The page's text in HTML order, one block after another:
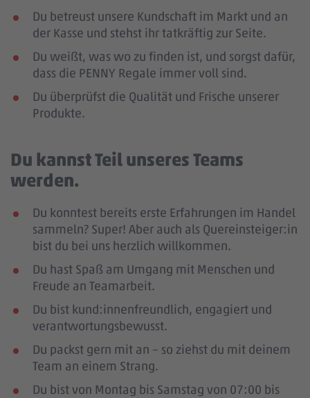
Du betreust unsere Kundschaft im Markt und an
der Kasse und stehst ihr tatkräftig zur Seite.
Du weißt, was wo zu finden ist, und sorgst dafür,
dass die PENNY Regale immer voll sind.
Du überprüfst die Qualität und Frische unserer
Produkte.
Du kannst Teil unseres Teams
werden.
Du konntest bereits erste Erfahrungen im Handel
sammeln? Super! Aber auch als Quereinsteiger:in
bist du bei uns herzlich willkommen.
Du hast Spaß am Umgang mit Menschen und
Freude an Teamarbeit.
Du bist kund:innenfreundlich, engagiert und
verantwortungsbewusst.
Du packst gern mit an – so ziehst du mit deinem
Team an einem Strang.
Du bist von Montag bis Samstag von 07:00 bis